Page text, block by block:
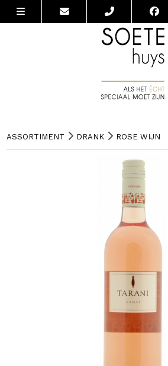
ASSORTIMENT DRANK ROSE WIJN